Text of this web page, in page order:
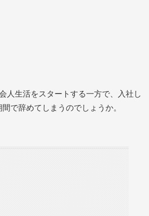
人生活をスタートする一方で、入社し
で辞めてしまうのでしょうか。